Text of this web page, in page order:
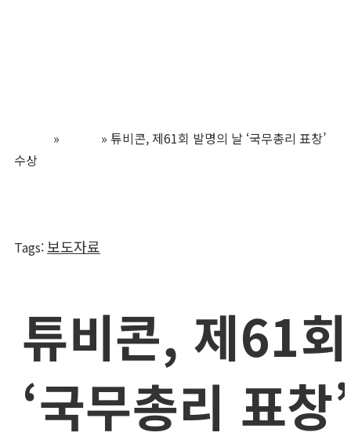
» » 튜비콘, 제61회 발명의 날 ‘국무총리 표창’
수상
Tags: 보도자료
튜비콘, 제61
‘국무총리 표창